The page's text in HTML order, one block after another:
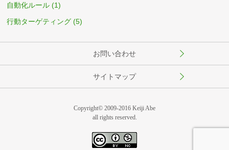
自動化ルール (1)
行動ターゲティング (5)
お問い合わせ
サイトマップ
Copyright© 2009-2016 Keiji Abe
all rights reserved.